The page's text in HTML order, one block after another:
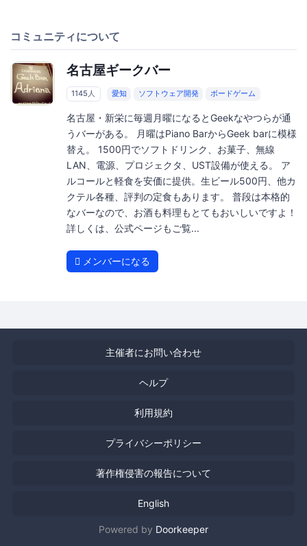
コミュニティについて
名古屋ギークバー
1145人 愛知 ソフトウェア開発 ボードゲーム
名古屋・新栄に毎週月曜になるとGeekなやつらが通
うバーがある。 月曜はPiano BarからGeek barに模様
替え。 1500円でソフトドリンク、お菓子、無線
LAN、電源、プロジェクタ、UST設備が使える。 ア
ルコールと軽食を安価に提供。生ビール500円、他カ
クテル各種、評判の定食もあります。 普段は本格的
なバーなので、お酒も料理もとてもおいしいですよ！
詳しくは、公式ページもご覧...
メンバーになる
主催者にお問い合わせ
ヘルプ
利用規約
プライバシーポリシー
著作権侵害の報告について
English
Powered by Doorkeeper